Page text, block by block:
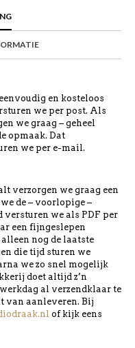
en kosteloos
we per post. Als
we graag – geheel
opmaak. Dat
we per e-mail.
verzorgen we graag een
de – voorlopige –
versturen we als PDF per
een fijngeslepen
nog de laatste
die tijd sturen we
we zo snel mogelijk
doet altijd z’n
al verzendklaar te
van aanleveren. Bij
of kijk eens